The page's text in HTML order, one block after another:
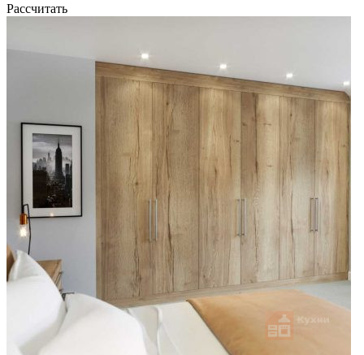
Рассчитать